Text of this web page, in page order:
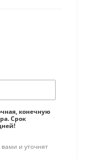
конечную
Срок
и уточнят